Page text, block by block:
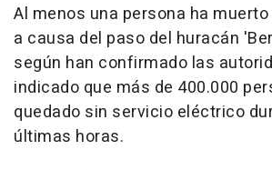
Al menos una persona ha
a causa del paso del huracán
según han confirmado las
indicado que más de 400.000
quedado sin servicio eléctrico
últimas horas.